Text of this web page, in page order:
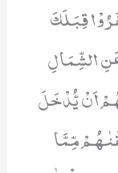
كَفَرُوْا قِبَلَكَ
عَنِ الشِّمَالِ
اَنْ یُّدْخَلَ
خَلَقْنٰهُمْ مِّمَّا